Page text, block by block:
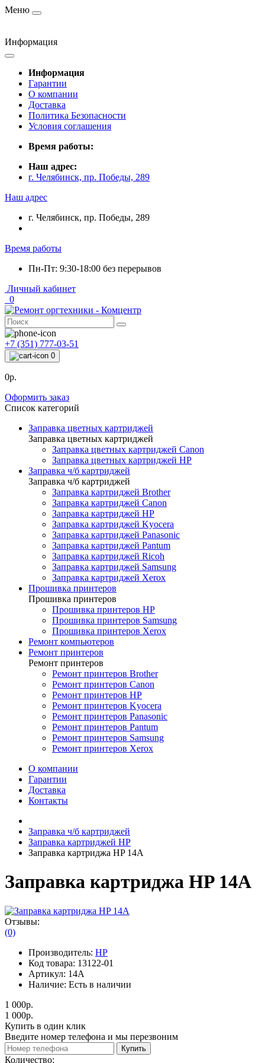
Меню
Информация
Информация
Гарантии
О компании
Доставка
Политика Безопасности
Условия соглашения
Время работы:
Наш адрес:
г. Челябинск, пр. Победы, 289
Наш адрес
г. Челябинск, пр. Победы, 289
Время работы
Пн-Пт: 9:30-18:00 без перерывов
Личный кабинет
0
+7 (351) 777-03-51
0
0р.
Оформить заказ
Список категорий
Заправка цветных картриджей
Заправка цветных картриджей
Заправка цветных картриджей Canon
Заправка цветных картриджей HP
Заправка ч/б картриджей
Заправка ч/б картриджей
Заправка картриджей Brother
Заправка картриджей Canon
Заправка картриджей HP
Заправка картриджей Kyocera
Заправка картриджей Panasonic
Заправка картриджей Pantum
Заправка картриджей Ricoh
Заправка картриджей Samsung
Заправка картриджей Xerox
Прошивка принтеров
Прошивка принтеров
Прошивка принтеров HP
Прошивка принтеров Samsung
Прошивка принтеров Xerox
Ремонт компьютеров
Ремонт принтеров
Ремонт принтеров
Ремонт принтеров Brother
Ремонт принтеров Canon
Ремонт принтеров HP
Ремонт принтеров Kyocera
Ремонт принтеров Panasonic
Ремонт принтеров Pantum
Ремонт принтеров Samsung
Ремонт принтеров Xerox
О компании
Гарантии
Доставка
Контакты
Заправка ч/б картриджей
Заправка картриджей HP
Заправка картриджа HP 14A
Заправка картриджа HP 14A
Отзывы:
(0)
Производитель: HP
Код товара: 13122-01
Артикул: 14A
Наличие: Есть в наличии
1 000р.
1 000р.
Купить в один клик
Введите номер телефона и мы перезвоним
Купить
Количество: